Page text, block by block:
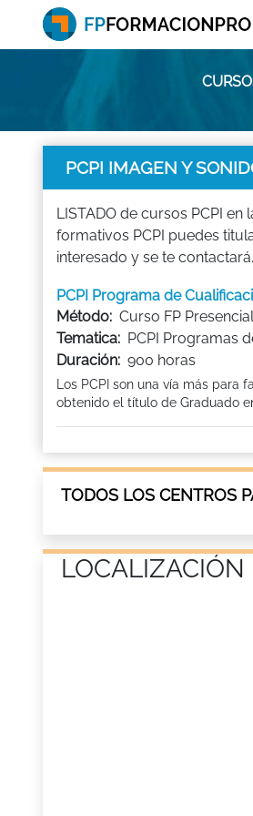
PCPI IMAGEN Y
LISTADO de cursos PCPI
formativos PCPI puedes
interesado y se te contactará.
PCPI Programa de
Método: Curso FP Presencial
Tematica: PCPI Programas
Duración: 900 horas
Los PCPI son una vía más
obtenido el título de Graduado
TODOS LOS CENTROS